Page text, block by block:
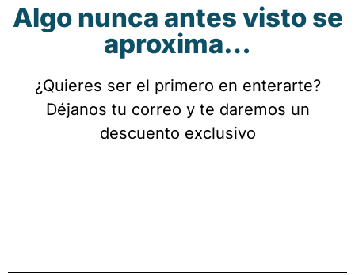
Algo nunca antes visto se
aproxima…
¿Quieres ser el primero en enterarte?
Déjanos tu correo y te daremos un
descuento exclusivo